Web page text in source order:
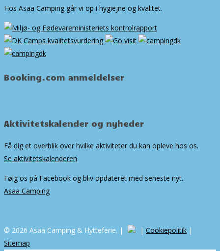
Hos Asaa Camping går vi op i hygiejne og kvalitet.
Booking.com anmeldelser
Aktivitetskalender og nyheder
Få dig et overblik over hvilke aktiviteter du kan opleve hos os.
Se aktivitetskalenderen
Følg os på Facebook og bliv opdateret med seneste nyt.
Asaa Camping
© 2026 Asaa Camping & Hytteferie. | | Cookiepolitik |
Sitemap